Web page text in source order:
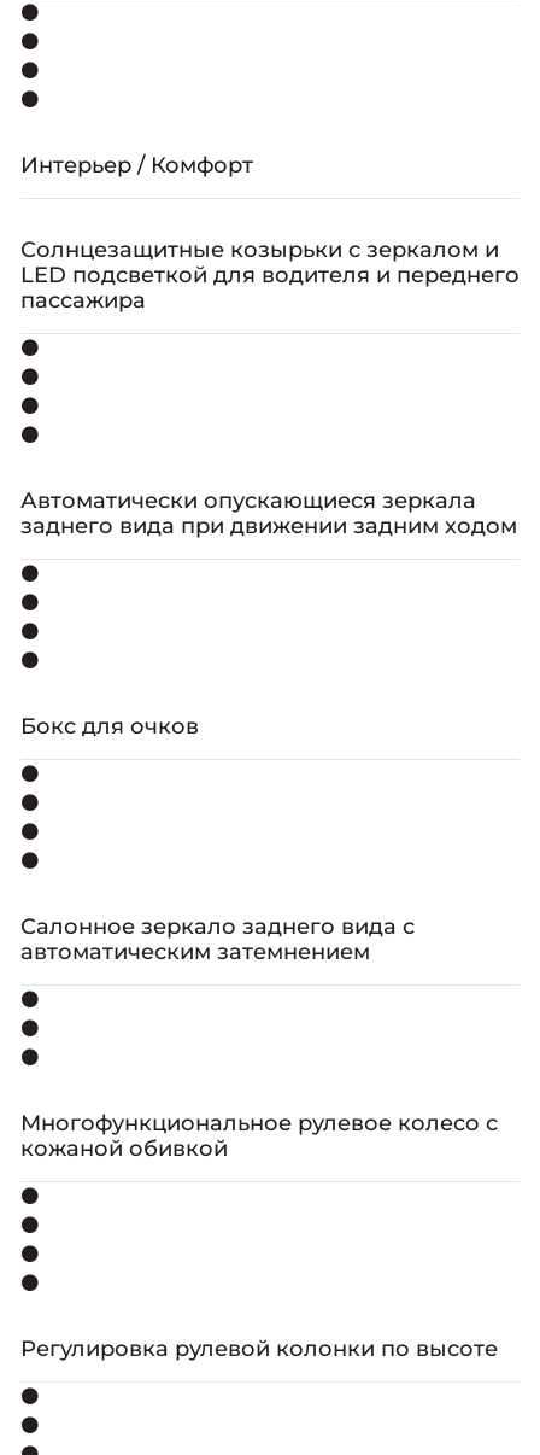
⚫
⚫
⚫
⚫
Интерьер / Комфорт
Солнцезащитные козырьки с зеркалом и
LED подсветкой для водителя и переднего
пассажира
⚫
⚫
⚫
⚫
Автоматически опускающиеся зеркала
заднего вида при движении задним ходом
⚫
⚫
⚫
⚫
Бокс для очков
⚫
⚫
⚫
⚫
Салонное зеркало заднего вида с
автоматическим затемнением
⚫
⚫
⚫
Многофункциональное рулевое колесо с
кожаной обивкой
⚫
⚫
⚫
⚫
Регулировка рулевой колонки по высоте
⚫
⚫